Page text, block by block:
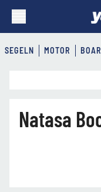
SEGELN MOTOR
Natasa